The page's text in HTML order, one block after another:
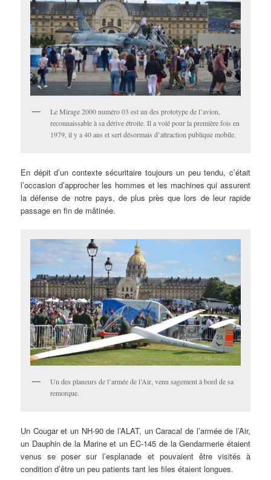
Le Mirage 2000 numéro 03 est un des prototype de l’avion,
reconnaissable à sa dérive étroite. Il a volé pour la première fois en
1979, il y a 40 ans et sert désormais d’attraction publique mobile.
En dépit d’un contexte sécuritaire toujours un peu tendu, c’était
l’occasion d’approcher les hommes et les machines qui assurent
la défense de notre pays, de plus près que lors de leur rapide
passage en fin de mâtinée.
Un des planeurs de l’armée de l’Air, venu sagement à bord de sa
remorque.
Un Cougar et un NH-90 de l’ALAT, un Caracal de l’armée de l’Air,
un Dauphin de la Marine et un EC-145 de la Gendarmerie étaient
venus se poser sur l’esplanade et pouvaient être visités à
condition d’être un peu patients tant les files étaient longues.